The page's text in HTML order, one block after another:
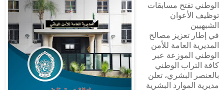
الوطني تفتح مسابقات
توظيف الأعوان
الشبهيين
في إطار تعزيز مصالح
المديرية العامة للأمن
الوطني الموزعة عبر
كافة التراب الوطني
بالعنصر البشري، تعلن
مديرية الموارد البشرية